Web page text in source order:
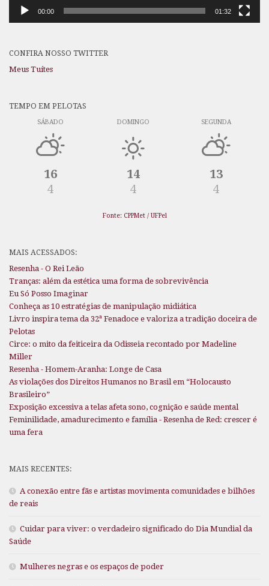
00:00 01:32
CONFIRA NOSSO TWITTER
Meus Tuítes
TEMPO EM PELOTAS
SÁBADO
16
4
DOMINGO
14
4
SEGUNDA
13
4
Fonte: CPPMet / UFPel
MAIS ACESSADOS:
Resenha - O Rei Leão
Tranças: além da estética uma forma de sobrevivência
Eu Só Posso Imaginar
Conheça as 10 estratégias de manipulação midiática
Livro inspira tema da 32ª Fenadoce e valoriza a tradição doceira de
Pelotas
Circe: o mito da feiticeira da Odisseia recontado por Madeline
Miller
Resenha - Homem-Aranha: Longe de Casa
As violações dos Direitos Humanos no Brasil em “Holocausto
Brasileiro”
Exposição excessiva a telas afeta sono, cognição e saúde mental
Feminilidade, amadurecimento e família - Resenha de Red: crescer é
uma fera
MAIS RECENTES:
A conexão entre fãs e artistas movimenta comunidades e bilhões
de reais
Cuidar para viver: o verdadeiro significado do Dia Mundial da
Saúde
Mulheres negras e os espaços de poder